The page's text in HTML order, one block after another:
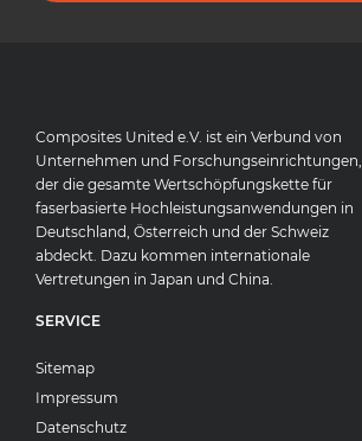
Composites United e.V. ist ein Verbund von
Unternehmen und Forschungseinrichtungen,
der die gesamte Wertschöpfungskette für
faserbasierte Hochleistungsanwendungen in
Deutschland, Österreich und der Schweiz
abdeckt. Dazu kommen internationale
Vertretungen in Japan und China.
SERVICE
Sitemap
Impressum
Datenschutz